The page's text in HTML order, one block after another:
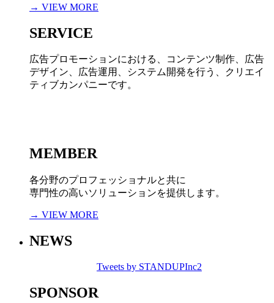
→ VIEW MORE
SERVICE
広告プロモーションにおける、コンテンツ制作、広告
デザイン、広告運用、システム開発を行う、
クリエイ
ティブカンパニーです。
MEMBER
各分野のプロフェッショナルと共に
専門性の高いソリューションを提供します。
→ VIEW MORE
NEWS
Tweets by STANDUPInc2
SPONSOR